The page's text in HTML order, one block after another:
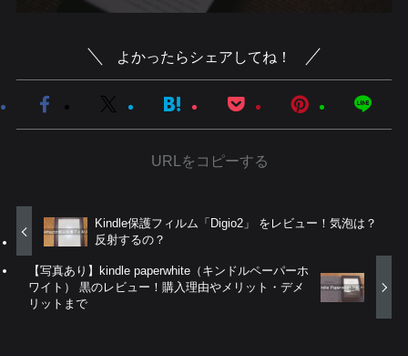
よかったらシェアしてね！
URLをコピーする
Kindle保護フィルム「Digio2」 をレビュー！気泡は？
反射するの？
【写真あり】kindle paperwhite（キンドルペーパーホ
ワイト） 黒のレビュー！購入理由やメリット・デメ
リットまで